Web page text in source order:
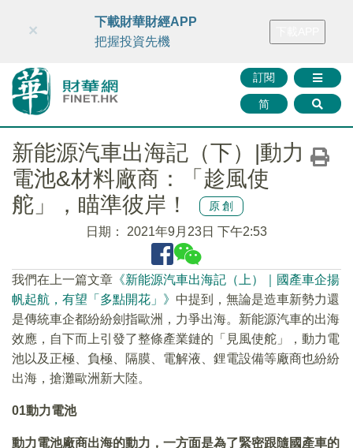
財華智庫網 FINTV FINMETA 財華證券 媒體矩陣
訂閱
简
×
下載財華財經APP
把握投資先機
新能源汽車出海記（下）|動力
電池&材料廠商：「趁風使
舵」，瞄準彼岸！
原創
日期： 2021年9月23日 下午2:53
我們在上一篇文章 《新能源汽車出海記（上）｜國產車企揚
帆起航，有望「多點開花」》 中提到，無論是造車新勢力還
是傳統車企都紛紛劍指歐洲，力爭出海。新能源汽車的出海
效應，自下而上引發了整條產業鏈的「見風使舵」，動力電
池以及正極、負極、隔膜、電解液、鋰電設備等廠商也紛紛
出海，搶灘歐洲新大陸。
01動力電池
動力電池廠商出海的動力，一方面是為了緊密跟隨國產車的